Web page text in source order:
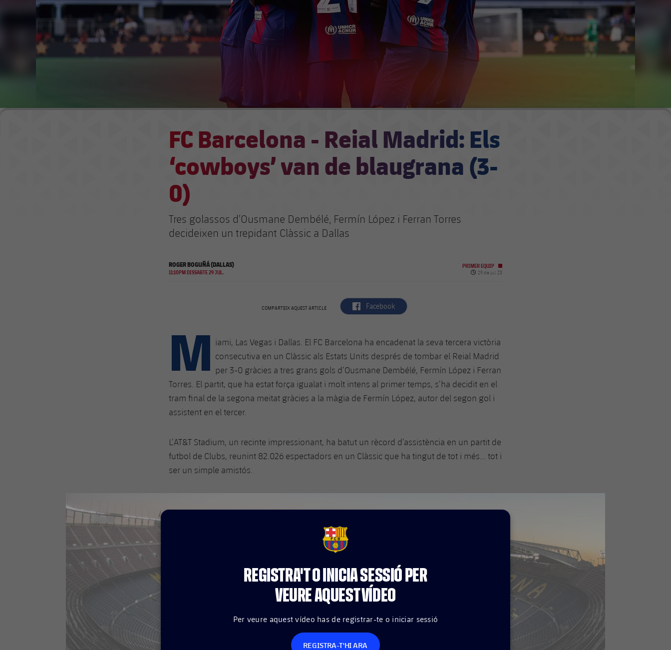
FC Barcelona - Reial Madrid: Els
‘cowboys’ van de blaugrana (3-
0)
Tres golassos d’Ousmane Dembélé, Fermín López i Ferran Torres
decideixen un trepidant Clàssic a Dallas
ROGER BOGUÑÁ (DALLAS)
11:10PM DISSABTE 29 JUL.
PRIMER EQUIP
Data de publicació
29 de jul. 23
COMPARTEIX AQUEST ARTICLE label.aria.facebook
Facebook
M iami, Las Vegas i Dallas. El FC Barcelona ha encadenat la seva tercera victòria
consecutiva en un Clàssic als Estats Units després de tombar el Reial Madrid
per 3-0 gràcies a tres grans gols d’Ousmane Dembélé, Fermín López i Ferran
Torres. El partit, que ha estat força igualat i molt intens al primer temps, s’ha decidit en el
tram final de la segona meitat gràcies a la màgia de Fermín López, autor del segon gol i
assistent en el tercer.
L’AT&T Stadium, un recinte impressionant, ha batut un rècord d’assistència en un partit de
futbol de Clubs, reunint 82.026 espectadors en un Clàssic que ha tingut de tot i més... tot i
ser un simple amistós.
FCB Barcelona badge
REGISTRA'T O INICIA SESSIÓ PER
VEURE AQUEST VÍDEO
Per veure aquest vídeo has de registrar-te o iniciar sessió
REGISTRA-T'HI ARA